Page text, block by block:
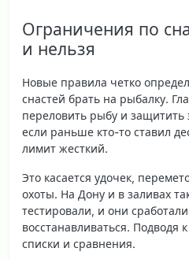
Ограничения по
и нельзя
Новые правила четко
снастей брать на рыбалку.
переловить рыбу и защитить
если раньше кто-то ставил
лимит жесткий.
Это касается удочек,
охоты. На Дону и в заливах
тестировали, и они
восстанавливаться. Подводя
списки и сравнения.